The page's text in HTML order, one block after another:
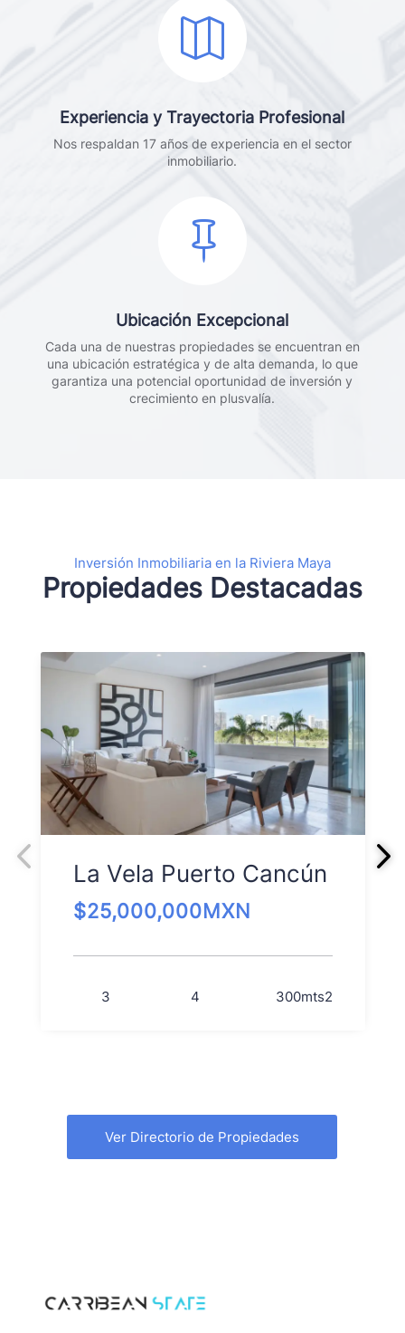

Experiencia y Trayectoria Profesional
Nos respaldan 17 años de experiencia en el sector
inmobiliario.

Ubicación Excepcional
Cada una de nuestras propiedades se encuentran en
una ubicación estratégica y de alta demanda, lo que
garantiza una potencial oportunidad de inversión y
crecimiento en plusvalía.
Inversión Inmobiliaria en la Riviera Maya
Propiedades Destacadas
La Vela Puerto Cancún
$25,000,000MXN
3 4 300mts2
Ver Directorio de Propiedades